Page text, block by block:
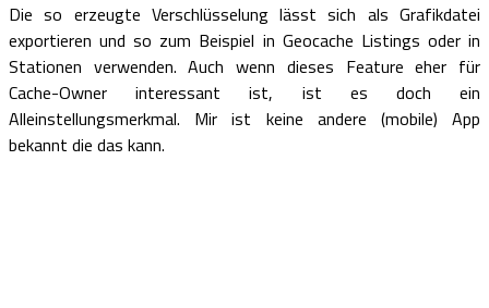
Die so erzeugte Verschlüsselung lässt sich als Grafikdatei
exportieren und so zum Beispiel in Geocache Listings oder in
Stationen verwenden. Auch wenn dieses Feature eher für
Cache-Owner interessant ist, ist es doch ein
Alleinstellungsmerkmal. Mir ist keine andere (mobile) App
bekannt die das kann.